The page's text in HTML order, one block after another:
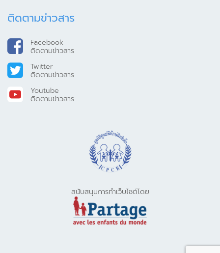
ติดตามข่าวสาร
ติดตามข่าวสาร
ติดตามข่าวสาร
ติดตามข่าวสาร